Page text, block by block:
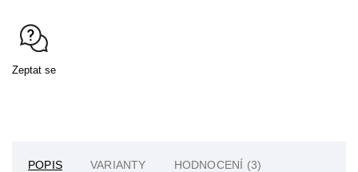
Zeptat se
POPIS VARIANTY
HODNOCENÍ (3)